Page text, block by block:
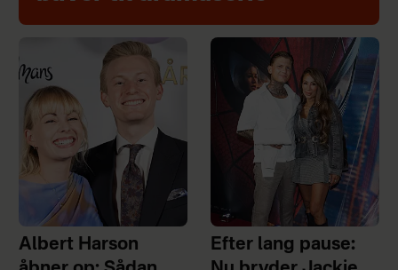
Albert Harson
Efter lang pause: